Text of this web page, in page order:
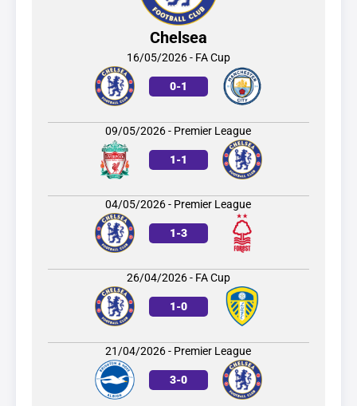
Chelsea
16/05/2026 - FA Cup
0-1
09/05/2026 - Premier League
1-1
04/05/2026 - Premier League
1-3
26/04/2026 - FA Cup
1-0
21/04/2026 - Premier League
3-0